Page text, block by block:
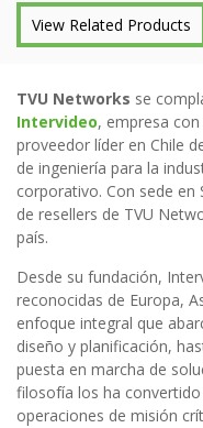
View Related Products
TVU Networks se
Intervideo, empresa
proveedor líder en Chile
de ingeniería para la
corporativo. Con sede en
de resellers de TVU
país.
Desde su fundación,
reconocidas de Europa,
enfoque integral que
diseño y planificación,
puesta en marcha de
filosofía los ha
operaciones de misión